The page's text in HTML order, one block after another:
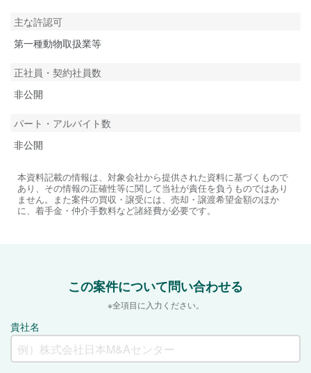
主な許認可
第一種動物取扱業等
正社員・契約社員数
非公開
パート・アルバイト数
非公開
本資料記載の情報は、対象会社から提供された資料に基づくもので
あり、その情報の正確性等に関して当社が責任を負うものではあり
ません。また案件の買収・譲受には、売却・譲渡希望金額のほか
に、着手金・仲介手数料など諸経費が必要です。